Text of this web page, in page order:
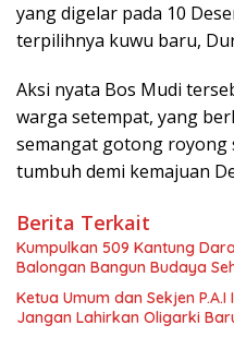
yang digelar pada 10
terpilihnya kuwu baru,
Aksi nyata Bos Mudi
warga setempat, yang
semangat gotong royong
tumbuh demi kemajuan
Berita Terkait
Kumpulkan 509 Kantung
Balongan Bangun Budaya
Ketua Umum dan Sekjen
Jangan Lahirkan Oligarki